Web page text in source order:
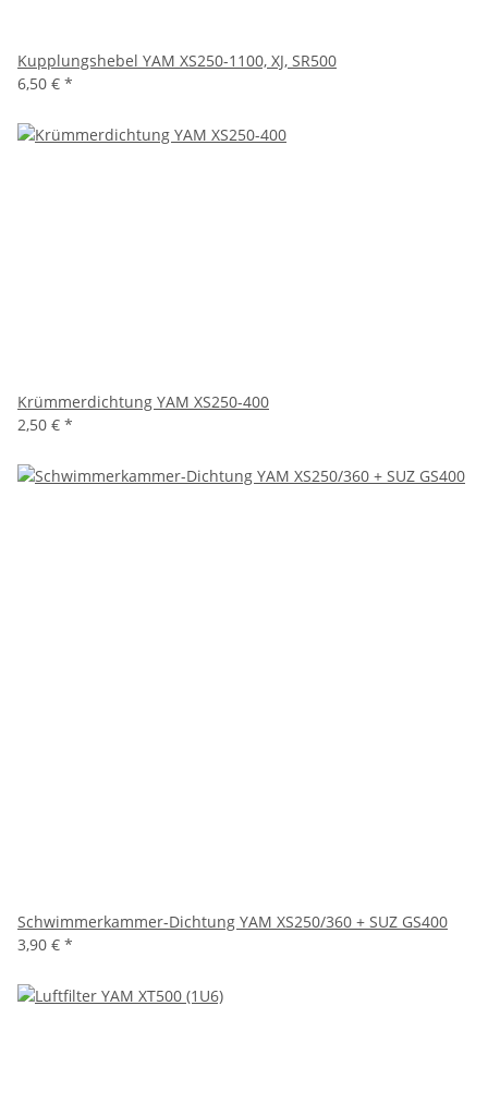
Kupplungshebel YAM XS250-1100, XJ, SR500
6,50 € *
Krümmerdichtung YAM XS250-400
2,50 € *
Schwimmerkammer-Dichtung YAM XS250/360 + SUZ GS400
3,90 € *